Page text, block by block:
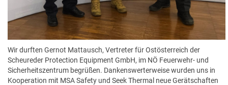
Wir durften Gernot Mattausch, Vertreter für Ostösterreich der
Scheureder Protection Equipment GmbH, im NÖ Feuerwehr- und
Sicherheitszentrum begrüßen. Dankenswerterweise wurden uns in
Kooperation mit MSA Safety und Seek Thermal neue Gerätschaften